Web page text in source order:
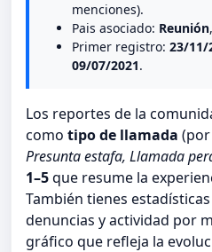
menciones).
Pais asociado: Reunión
Primer registro: 23/11/
09/07/2021.
Los reportes de la
como tipo de llamada
Presunta estafa, Llamada
1–5que resume la
También tienes
denuncias y actividad por
gráfico que refleja la